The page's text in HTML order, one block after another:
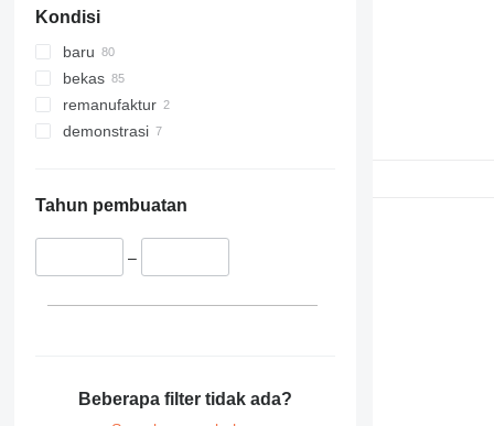
Kondisi
baru
bekas
remanufaktur
demonstrasi
Tahun pembuatan
–
Beberapa filter tidak ada?